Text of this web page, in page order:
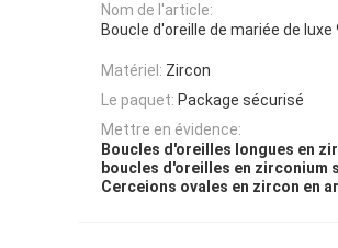
Nom de l'article:
Boucle d'oreille de mariée de
Matériel: Zircon
Le paquet: Package sécurisé
Mettre en évidence:
Boucles d'oreilles longues en
boucles d'oreilles en zirconium
Cerceions ovales en zircon en